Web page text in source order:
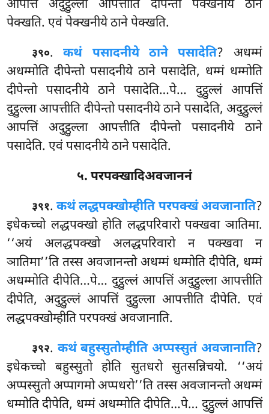
आपत्तिं अदुट्ठुल्ला आपत्तीति दीपेन्तो पेक्खनीये ठाने
पेक्खति. एवं पेक्खनीये ठाने पेक्खति.
३९०.कथं पसादनीये ठाने पसादेति? अधम्मं
अधम्मोति दीपेन्तो पसादनीये ठाने पसादेति, धम्मं धम्मोति
दीपेन्तो पसादनीये ठाने पसादेति…पे… दुट्ठुल्लं आपत्तिं
दुट्ठुल्ला आपत्तीति दीपेन्तो पसादनीये ठाने पसादेति, अदुट्ठुल्लं
आपत्तिं अदुट्ठुल्ला आपत्तीति दीपेन्तो पसादनीये ठाने
पसादेति. एवं पसादनीये ठाने पसादेति.
५. परपक्खादिअवजाननं
३९१.कथं लद्धपक्खोम्हीति परपक्खं अवजानाति?
इधेकच्चो लद्धपक्खो होति लद्धपरिवारोपक्खवा ञातिमा.
‘‘अयं अलद्धपक्खो अलद्धपरिवारो न पक्खवा न
ञातिमा’’ति तस्स अवजानन्तो अधम्मं धम्मोति दीपेति, धम्मं
अधम्मोति दीपेति…पे… दुट्ठुल्लं आपत्तिं अदुट्ठुल्ला आपत्तीति
दीपेति, अदुट्ठुल्लं आपत्तिं दुट्ठुल्ला आपत्तीति दीपेति. एवं
लद्धपक्खोम्हीति परपक्खं अवजानाति.
३९२. कथं बहुस्सुतोम्हीति अप्पस्सुतं अवजानाति?
इधेकच्चो बहुस्सुतो होति सुतधरो सुतसन्निचयो. ‘‘अयं
अप्पस्सुतो अप्पागमोअप्पधरो’’ति तस्स अवजानन्तो अधम्मं
धम्मोति दीपेति, धम्मं अधम्मोति दीपेति…पे… दुट्ठुल्लं आपत्तिं